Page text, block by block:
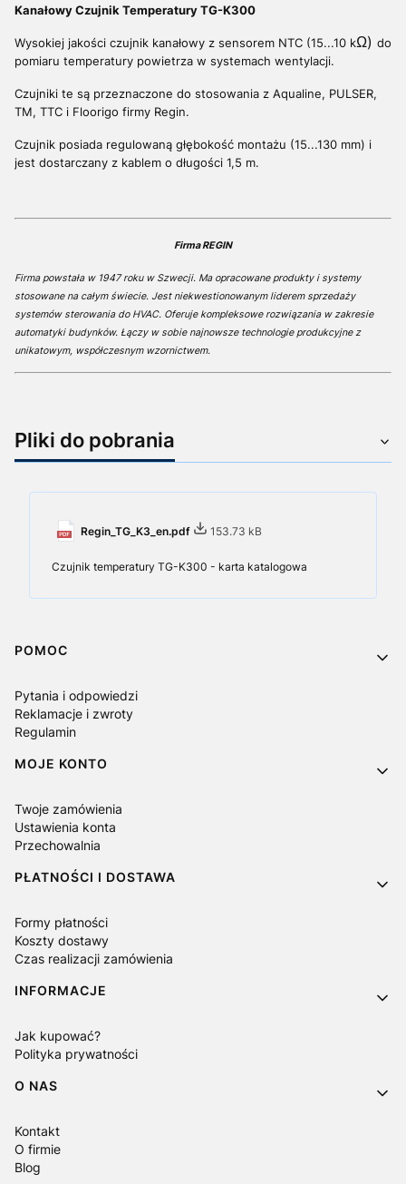
Kanałowy Czujnik Temperatury TG-K300
Wysokiej jakości czujnik kanałowy z sensorem NTC (15...10 kΩ) do
pomiaru temperatury powietrza w systemach wentylacji.
Czujniki te są przeznaczone do stosowania z Aqualine, PULSER,
TM, TTC i Floorigo firmy Regin.
Czujnik posiada regulowaną głębokość montażu (15...130 mm) i
jest dostarczany z kablem o długości 1,5 m.
Firma REGIN
Firma powstała w 1947 roku w Szwecji. Ma opracowane produkty i systemy
stosowane na całym świecie. Jest niekwestionowanym liderem sprzedaży
systemów sterowania do HVAC. Oferuje kompleksowe rozwiązania w zakresie
automatyki budynków. Łączy w sobie najnowsze technologie produkcyjne z
unikatowym, współczesnym wzornictwem.
Pliki do pobrania
Regin_TG_K3_en.pdf 153.73 kB
Czujnik temperatury TG-K300 - karta katalogowa
Linki w stopce
POMOC
Pytania i odpowiedzi
Reklamacje i zwroty
Regulamin
MOJE KONTO
Twoje zamówienia
Ustawienia konta
Przechowalnia
PŁATNOŚCI I DOSTAWA
Formy płatności
Koszty dostawy
Czas realizacji zamówienia
INFORMACJE
Jak kupować?
Polityka prywatności
O NAS
Kontakt
O firmie
Blog